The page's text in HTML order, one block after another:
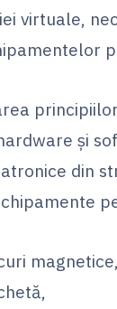
virtuale,
şi
din
magnetice,